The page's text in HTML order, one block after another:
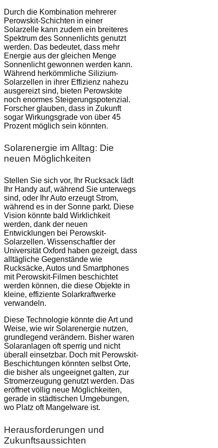
Durch die Kombination mehrerer
Perowskit-Schichten in einer
Solarzelle kann zudem ein breiteres
Spektrum des Sonnenlichts genutzt
werden. Das bedeutet, dass mehr
Energie aus der gleichen Menge
Sonnenlicht gewonnen werden kann.
Während herkömmliche Silizium-
Solarzellen in ihrer Effizienz nahezu
ausgereizt sind, bieten Perowskite
noch enormes Steigerungspotenzial.
Forscher glauben, dass in Zukunft
sogar Wirkungsgrade von über 45
Prozent möglich sein könnten.
Solarenergie im Alltag: Die
neuen Möglichkeiten
Stellen Sie sich vor, Ihr Rucksack lädt
Ihr Handy auf, während Sie unterwegs
sind, oder Ihr Auto erzeugt Strom,
während es in der Sonne parkt. Diese
Vision könnte bald Wirklichkeit
werden, dank der neuen
Entwicklungen bei Perowskit-
Solarzellen. Wissenschaftler der
Universität Oxford haben gezeigt, dass
alltägliche Gegenstände wie
Rucksäcke, Autos und Smartphones
mit Perowskit-Filmen beschichtet
werden können, die diese Objekte in
kleine, effiziente Solarkraftwerke
verwandeln.
Diese Technologie könnte die Art und
Weise, wie wir Solarenergie nutzen,
grundlegend verändern. Bisher waren
Solaranlagen oft sperrig und nicht
überall einsetzbar. Doch mit Perowskit-
Beschichtungen könnten selbst Orte,
die bisher als ungeeignet galten, zur
Stromerzeugung genutzt werden. Das
eröffnet völlig neue Möglichkeiten,
gerade in städtischen Umgebungen,
wo Platz oft Mangelware ist.
Herausforderungen und
Zukunftsaussichten